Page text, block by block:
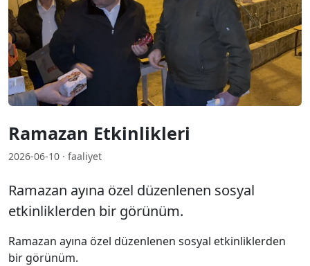
Ramazan Etkinlikleri
2026-06-10 · faaliyet
Ramazan ayına özel düzenlenen sosyal
etkinliklerden bir görünüm.
Ramazan ayına özel düzenlenen sosyal etkinliklerden
bir görünüm.